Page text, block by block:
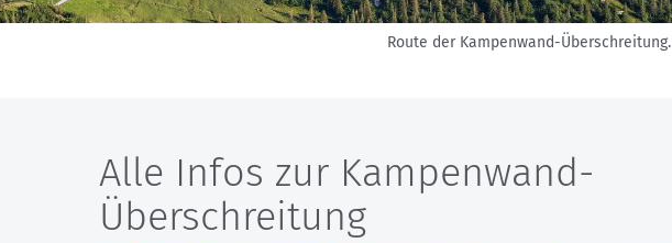
Route der Kampenwand-Überschreitung.
Alle Infos zur Kampenwand-
Überschreitung